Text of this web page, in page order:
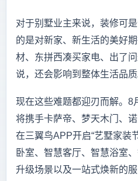
对于别墅业主来说，装修可
的是对新家、新生活的美好
材、东拼西凑买家电、出了
说，还会影响到整体生活品质
现在这些难题都迎刃而解。8
将携手卡萨帝、梦天木门、
在三翼鸟APP开启“艺墅家装
卧室、智慧客厅、智慧浴室
升级场景以及一站式焕新的